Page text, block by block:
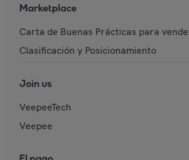
Marketplace
Carta de Buenas Prácticas para
Clasificación y Posicionamiento
Join us
VeepeeTech
Veepee